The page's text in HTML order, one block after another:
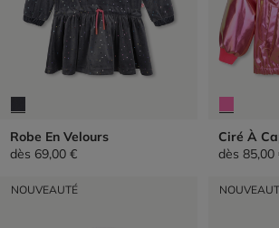
Robe En Velours
dès 69,00 €
Ciré À
dès 85,00
NOUVEAUTÉ